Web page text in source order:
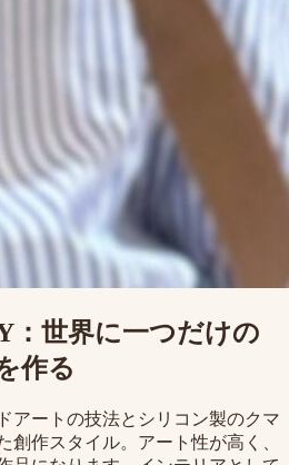
：世界に一つだけの
作る
アートの技法とシリコン製のクマ
創作スタイル。アート性が高く、